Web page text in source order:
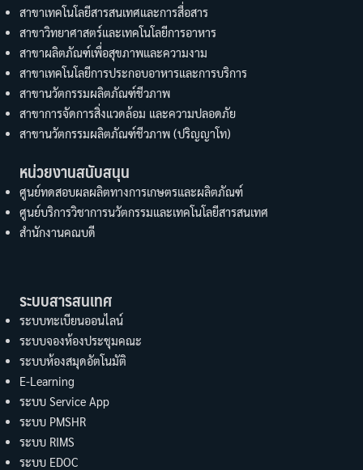
สาขาเทคโนโลยีสารสนเทศและการสื่อสาร
สาขาวิทยาศาสตร์และเทคโนโลยีการอาหาร
สาขาผลิตภัณฑ์เพื่อสุขภาพและความงาม
สาขาเทคโนโลยีการประกอบอาหารและการบริการ
สาขานวัตกรรมผลิตภัณฑ์ชีวภาพ
สาขาการจัดการสิ่งแวดล้อม และความปลอดภัย
สาขานวัตกรรมผลิตภัณฑ์ชีวภาพ (ปริญญาโท)
หน่วยงานสนับสนุน
ศูนย์ทดสอบผลผลิตทางการเกษตรและผลิตภัณฑ์
ศูนย์บริการวิชาการนวัตกรรมและเทคโนโลยีสารสนเทศ
สำนักงานคณบดี
ระบบสารสนเทศ
ระบบทะเบียนออนไลน์
ระบบจองห้องประชุมคณะ
ระบบห้องสมุดอัตโนมัติ
E-Learning
ระบบ Service App
ระบบ PMSHR
ระบบ RIMS
ระบบ EDOC